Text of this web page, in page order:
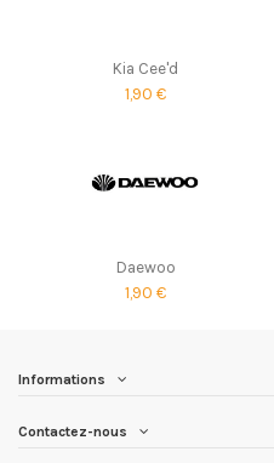
Kia Cee'd
1,90 €
Daewoo
1,90 €
Informations
Contactez-nous